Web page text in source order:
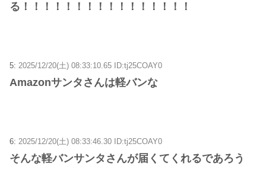
る！！！！！！！！！！！！！！！！
5: 2025/12/20(土) 08:33:10.65 ID:tj25COAY0
Amazonサンタさんは軽バンな
6: 2025/12/20(土) 08:33:46.30 ID:tj25COAY0
そんな軽バンサンタさんが届くてくれるであろう